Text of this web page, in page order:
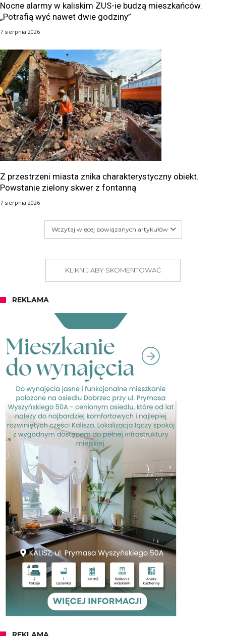
Nocne alarmy w kaliskim ZUS-ie budzą mieszkańców.
„Potrafią wyć nawet dwie godziny”
7 sierpnia 2026
Z przestrzeni miasta znika charakterystyczny obiekt.
Powstanie zielony skwer z fontanną
7 sierpnia 2026
Wczytaj więcej powiązanych artykułów
KLIKNIJ ABY SKOMENTOWAĆ
REKLAMA